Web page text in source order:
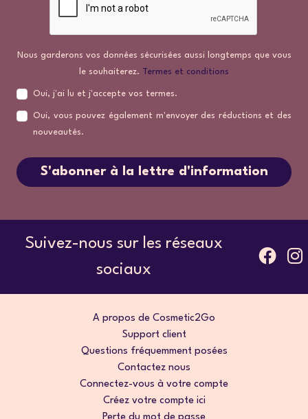
Nous garderons vos données sécurisées aussi longtemps que vous
le souhaiterez. Termes et conditions
Oui, j'ai lu et j'accepte vos termes.
Oui, vous pouvez également m'envoyer des réductions et des
nouveautés.
S'abonner à la lettre d'information
Suivez-nous sur les réseaux
sociaux
A propos de Cosmetic2Go
Support client
Questions fréquemment posées
Contactez nous
Connectez-vous à votre compte
Créez votre compte ici